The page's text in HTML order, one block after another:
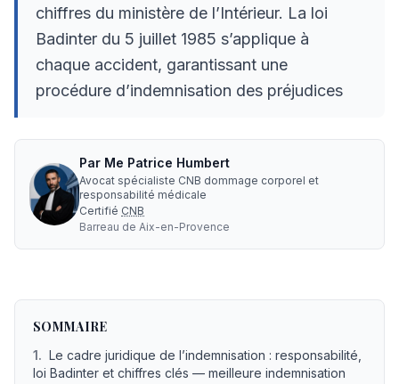
chiffres du ministère de l’Intérieur. La loi
Badinter du 5 juillet 1985 s’applique à
chaque accident, garantissant une
procédure d’indemnisation des préjudices
Par Me Patrice Humbert
Avocat spécialiste CNB dommage corporel et
responsabilité médicale
Certifié CNB
Barreau de Aix-en-Provence
SOMMAIRE
1. Le cadre juridique de l’indemnisation : responsabilité,
loi Badinter et chiffres clés — meilleure indemnisation